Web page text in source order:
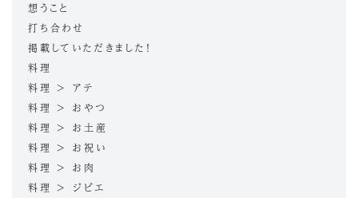
想うこと
打ち合わせ
掲載していただきました！
料理
料理 > アテ
料理 > おやつ
料理 > お土産
料理 > お祝い
料理 > お肉
料理 > ジビエ